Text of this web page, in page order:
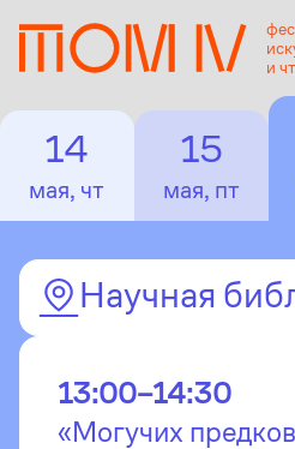
и
14
мая, чт
15
мая, пт
Научная
«Могучих
13:00–14:30